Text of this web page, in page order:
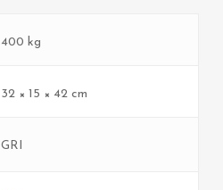
400 kg
32 × 15 × 42 cm
GRI